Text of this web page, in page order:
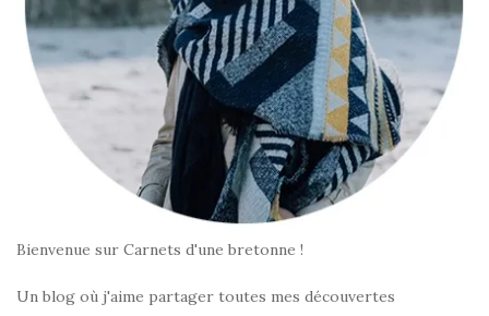
Bienvenue sur Carnets d'une bretonne !
Un blog où j'aime partager toutes mes découvertes